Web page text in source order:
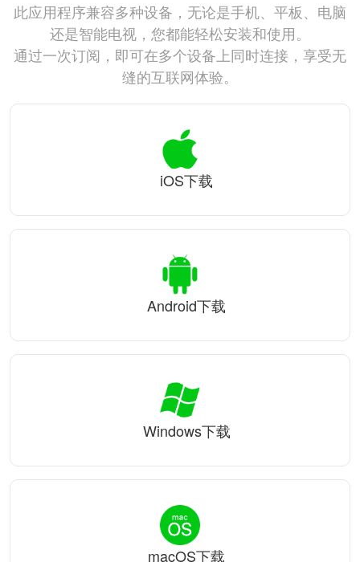
此应用程序兼容多种设备，无论是手机、平板、电脑
还是智能电视，您都能轻松安装和使用。
通过一次订阅，即可在多个设备上同时连接，享受无
缝的互联网体验。
iOS下载
Android下载
Windows下载
macOS下载